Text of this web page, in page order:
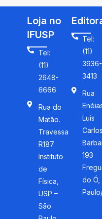
Loja no
IFUSP
Tel:
(11)
2648-
6666
Rua do
Matão.
Travessa
R187
Instituto
de
Física,
USP –
São
Tel:
(11)
3936-
3413
Rua
Luís
Carlos
193
do Ó,